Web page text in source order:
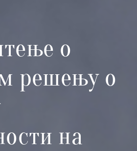
о
решењу о
на